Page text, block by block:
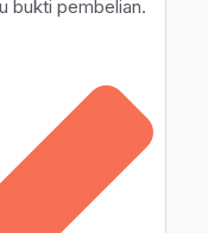
bukti pembelian.